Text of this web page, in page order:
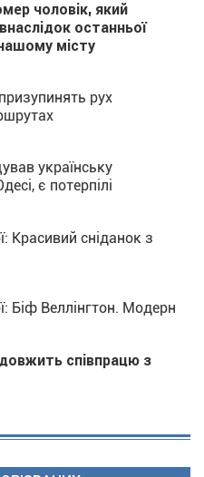
чоловік, який
останньої
місту
рух
українську
є потерпілі
Красивий сніданок з
Біф Веллінгтон. Модерн
співпрацю з